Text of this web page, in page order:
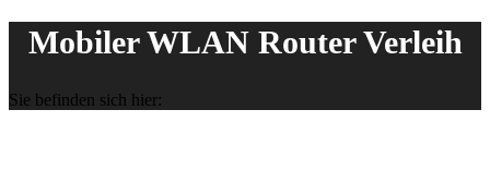
Mobiler WLAN Router Verleih
Sie befinden sich hier: